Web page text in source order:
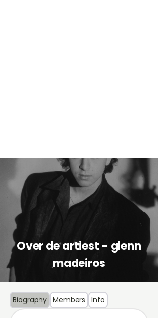
Over de artiest - glenn
madeiros
Biography Members Info